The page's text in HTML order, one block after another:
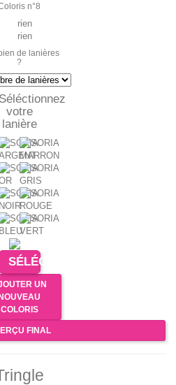
n°8
de lanières
?
Séléctionnez
votre
lanière
SÉLÉCTIONNER
UN
COLORIS
FINAL